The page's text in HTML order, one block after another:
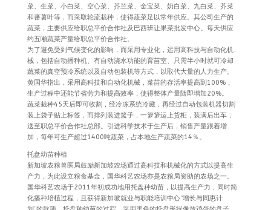
菜、生菜、小白菜、空心菜、芥兰菜、金宝菜、奶白菜、九白菜、芥菜
和蕃薯叶等，而采取轮流栽种，使得蔬菜足以常年供应。其公司生产的
蔬菜，主要供应给职总平价合作社及巴西班让果菜批发中心。每天供应
约五噸蔬菜产量给职总平价合作社。
为了避免受到气候变化的影响，而采用专业化，运用高科技与自动化机
械，包括自动播种机、有自动浇水功能的育苗室、只需半小时就可冷却
蔬菜的真空预冷系统以及自动包装机等方式，以取代大量的人力生产。
黄国华指出，采用高科技和自动化机械，菜苗的存活率提高到100%，
生产过程中还能节省劳力和提高效率，使得整体产量随即增加20%。
蔬菜栽种45天后即可收割，经冷冻系统冷藏，再经过自动包装机器切割
装上袋子贴上标签，而排列装进篮子，一箩箩运上货柜，装满后出车，
送至职总平价合作社总部。引进科学技术于生产后，销售产量跟着增
加，每年可生产超过1400吨蔬菜，占本地生产蔬菜的14％。
托盘幼苗种植
新加坡农粮兽医局鼓励新加坡农场通过高科技和机械化的方式以提高生
产力，为此设立粮食基金，国华科艺农场亦是农粮局资助的农场之一。
国华科艺农场于2011年初成功地用托盘种幼苗，以提高生产力，同时简
化播种培植过程，且获得新加坡就业与职能培训中心“增长与同惠计